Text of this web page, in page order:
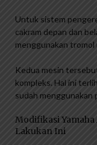
Untuk sistem
cakram depan dan
menggunakan
Kedua mesin
kompleks. Hal ini
sudah menggunakan
Modifikasi
Lakukan Ini